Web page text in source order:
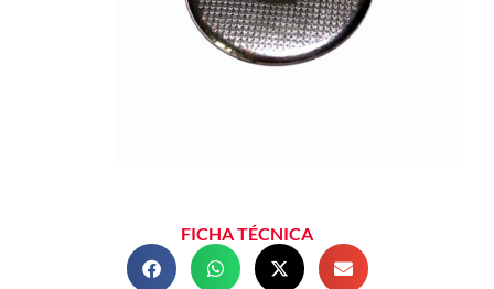
FICHA TÉCNICA